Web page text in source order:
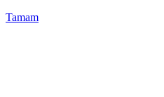
Tamam